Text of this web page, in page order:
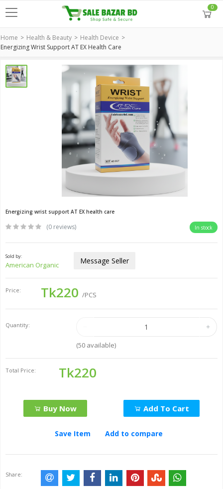
0
Home Health & Beauty
Health Device
Energizing Wrist Support AT EX Health Care
Energizing wrist support AT EX health care
(0 reviews) In stock
Sold by:
American Organic Message Seller
Price: Tk220 /PCS
Quantity:
(50available)
Total Price: Tk220
Buy Now Add To Cart
Save Item Add to compare
Share: